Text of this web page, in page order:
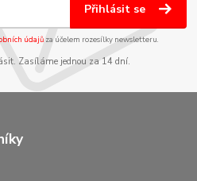
Přihlásit se
údajůza účelem rozesílky newsletteru.
Zasíláme jednou za 14 dní.